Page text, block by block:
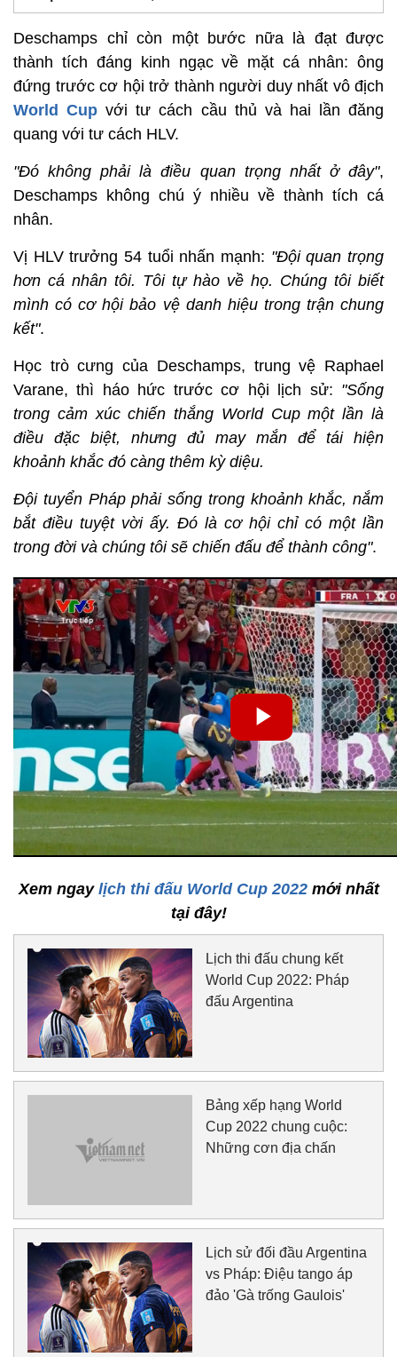
Deschamps chỉ còn một bước nữa là đạt được
thành tích đáng kinh ngạc về mặt cá nhân: ông
đứng trước cơ hội trở thành người duy nhất vô địch
World Cup với tư cách cầu thủ và hai lần đăng
quang với tư cách HLV.
"Đó không phải là điều quan trọng nhất ở đây",
Deschamps không chú ý nhiều về thành tích cá
nhân.
Vị HLV trưởng 54 tuổi nhấn mạnh: "Đội quan trọng
hơn cá nhân tôi. Tôi tự hào về họ. Chúng tôi biết
mình có cơ hội bảo vệ danh hiệu trong trận chung
kết".
Học trò cưng của Deschamps, trung vệ Raphael
Varane, thì háo hức trước cơ hội lịch sử: "Sống
trong cảm xúc chiến thắng World Cup một lần là
điều đặc biệt, nhưng đủ may mắn để tái hiện
khoảnh khắc đó càng thêm kỳ diệu.
Đội tuyển Pháp phải sống trong khoảnh khắc, nắm
bắt điều tuyệt vời ấy. Đó là cơ hội chỉ có một lần
trong đời và chúng tôi sẽ chiến đấu để thành công".
Xem ngay lịch thi đấu World Cup 2022mới nhất
tại đây!
Lịch thi đấu chung kết
World Cup 2022: Pháp
đấu Argentina
Bảng xếp hạng World
Cup 2022 chung cuộc:
Những cơn địa chấn
Lịch sử đối đầu Argentina
vs Pháp: Điệu tango áp
đảo 'Gà trống Gaulois'